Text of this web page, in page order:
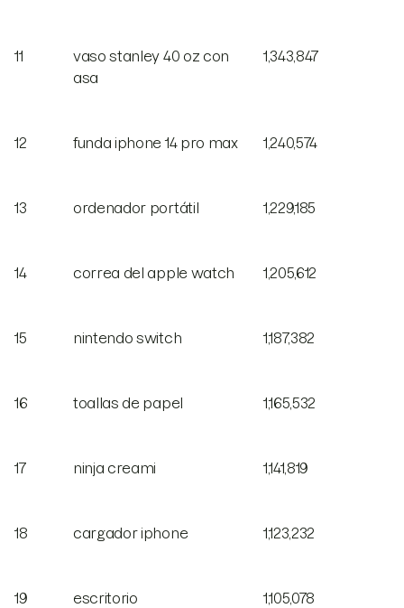
11
vaso stanley 40 oz con
asa
1,343,847
12 funda iphone 14 pro max 1,240,574
13 ordenador portátil 1,229,185
14 correa del apple watch 1,205,612
15 nintendo switch 1,187,382
16 toallas de papel 1,165,532
17 ninja creami 1,141,819
18 cargador iphone 1,123,232
19 escritorio 1,105,078